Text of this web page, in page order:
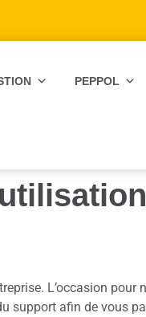
PEPPOL
L’occasion pour
support afin de vous